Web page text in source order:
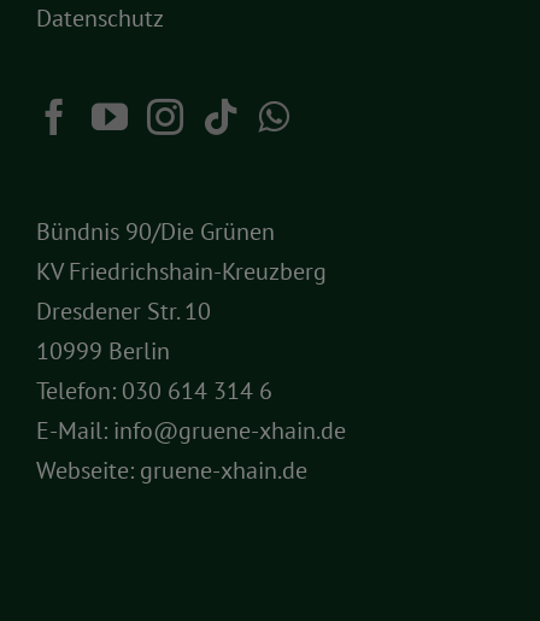
Datenschutz
Bündnis 90/Die Grünen
KV Friedrichshain-Kreuzberg
Dresdener Str. 10
10999 Berlin
Telefon: 030 614 314 6
E-Mail: info@gruene-xhain.de
Webseite: gruene-xhain.de